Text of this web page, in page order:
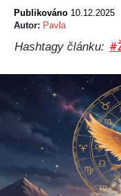
Publikováno 10.12.2025
Autor: Pavla
Hashtagy článku: